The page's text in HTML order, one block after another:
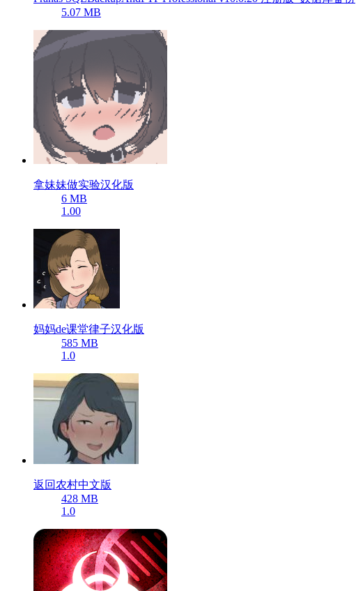
5.07 MB
拿妹妹做实验汉化版
6 MB
1.00
妈妈de课堂律子汉化版
585 MB
1.0
返回农村中文版
428 MB
1.0